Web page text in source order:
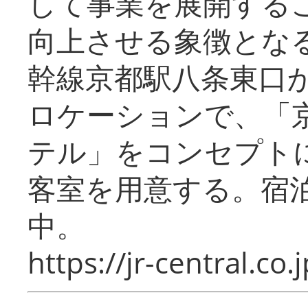
向上させる象徴とな
幹線京都駅八条東口
ロケーションで、「
テル」をコンセプト
客室を用意する。宿
中。
https://jr-